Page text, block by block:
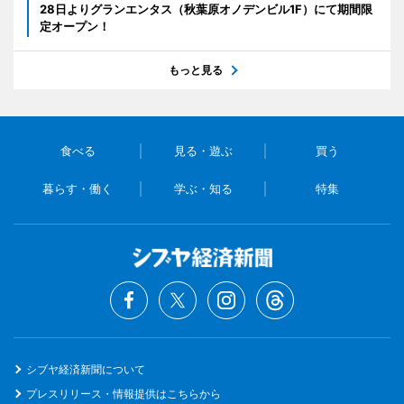
28日よりグランエンタス（秋葉原オノデンビル1F）にて期間限
定オープン！
もっと見る
食べる 見る・遊ぶ 買う
暮らす・働く 学ぶ・知る 特集
シブヤ経済新聞について
プレスリリース・情報提供はこちらから